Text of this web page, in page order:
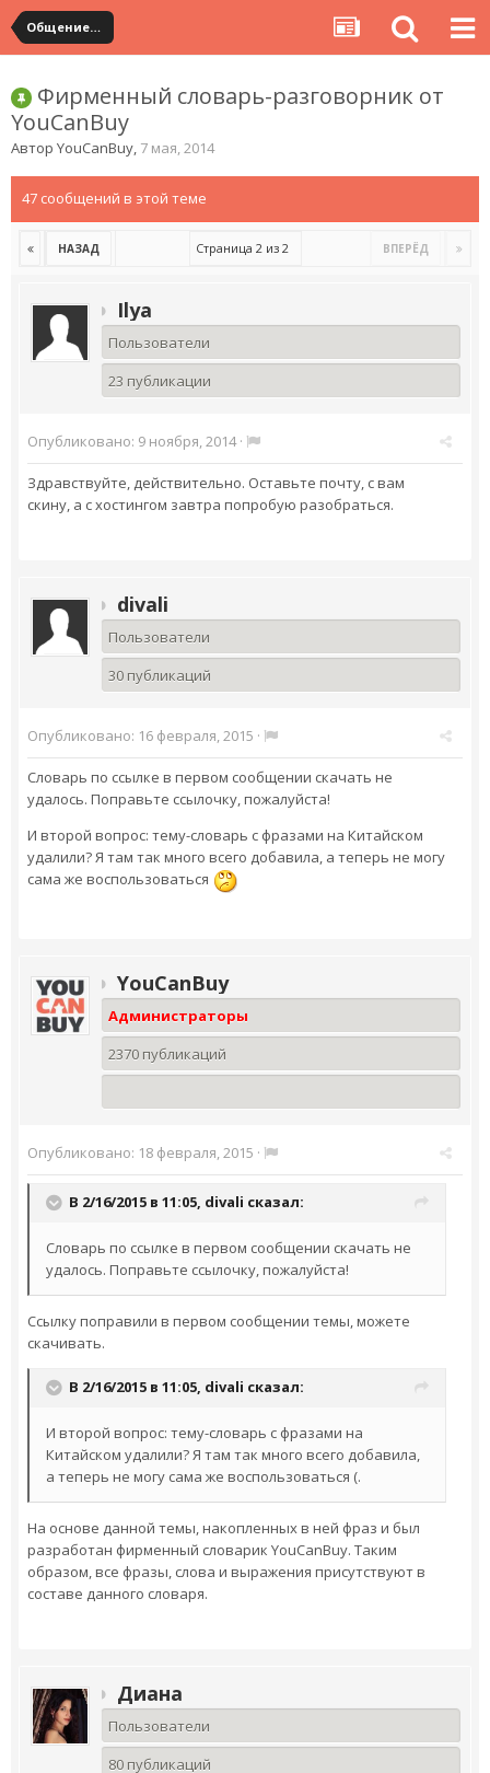
Общение с продавцами. Использование WangWang и TradeManager
Фирменный словарь-разговорник от
YouCanBuy
Автор YouCanBuy, 7 мая, 2014
47 сообщений в этой теме
НАЗАД ВПЕРЁД
Страница 2 из 2
Ilya
Пользователи
23 публикации
Опубликовано: 9 ноября, 2014·
Здравствуйте, действительно. Оставьте почту, с вам
скину, а с хостингом завтра попробую разобраться.
divali
Пользователи
30 публикаций
Опубликовано: 16 февраля, 2015 ·
Словарь по ссылке в первом сообщении скачать не
удалось. Поправьте ссылочку, пожалуйста!
И второй вопрос: тему-словарь с фразами на Китайском
удалили? Я там так много всего добавила, а теперь не могу
сама же воспользоваться
YouCanBuy
Администраторы
2370 публикаций
Опубликовано: 18 февраля, 2015 ·
В 2/16/2015 в 11:05, divali сказал:
Словарь по ссылке в первом сообщении скачать не
удалось. Поправьте ссылочку, пожалуйста!
Ссылку поправили в первом сообщении темы, можете
скачивать.
В 2/16/2015 в 11:05, divali сказал:
И второй вопрос: тему-словарь с фразами на
Китайском удалили? Я там так много всего добавила,
а теперь не могу сама же воспользоваться (.
На основе данной темы, накопленных в ней фраз и был
разработан фирменный словарик YouCanBuy. Таким
образом, все фразы, слова и выражения присутствуют в
составе данного словаря.
Диана
Пользователи
80 публикаций